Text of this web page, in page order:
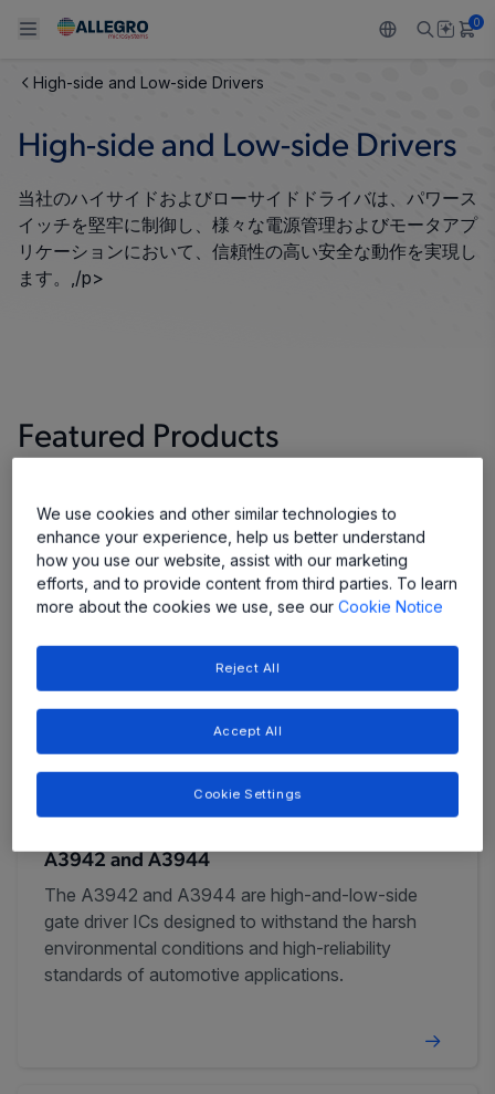
Back To Main Menu
製品
センサー
レギュレート
Back To Main Menu
用途
自動車
工業
Back To Main Menu
設計サポート
設計と開発
パッケージング
Back To Main Menu
技術リソース
Resource Center
Back To Main Menu
ALLEGRO について
私たちの会社
キャリア
お問い合わせ先
0
High-side and Low-side Drivers
High-side and Low-side Drivers
当社のハイサイドおよびローサイドドライバは、パワース
イッチを堅牢に制御し、様々な電源管理およびモータアプ
リケーションにおいて、信頼性の高い安全な動作を実現し
ます。,/p>
Featured Products
A3942 and A3944
The A3942 and A3944 are high-and-low-side
gate driver ICs designed to withstand the harsh
environmental conditions and high-reliability
standards of automotive applications.
We use cookies and other similar technologies to
enhance your experience, help us better understand
how you use our website, assist with our marketing
efforts, and to provide content from third parties. To learn
more about the cookies we use, see ourCookie Notice
Reject All
Accept All
Cookie Settings